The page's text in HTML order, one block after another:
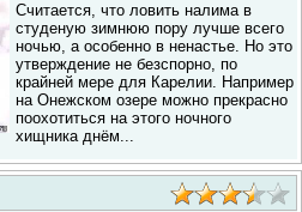
Считается, что ловить налима в
студеную зимнюю пору лучше всего
ночью, а особенно в ненастье. Но это
утверждение не безспорно, по
крайней мере для Карелии. Например
на Онежском озере можно прекрасно
поохотиться на этого ночного
хищника днём...